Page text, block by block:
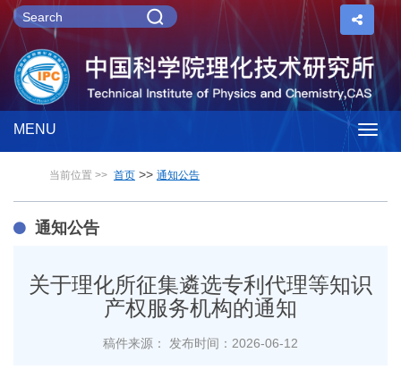
MENU
当前位置 >> 首页 >> 通知公告
通知公告
关于理化所征集遴选专利代理等知识
产权服务机构的通知
稿件来源： 发布时间：2026-06-12